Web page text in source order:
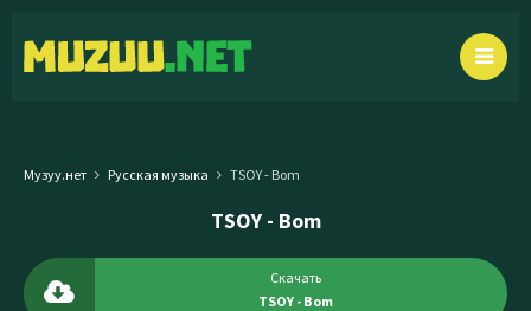
Музуу.нет Русская музыка TSOY - Bom
TSOY - Bom
Скачать
TSOY - Bom